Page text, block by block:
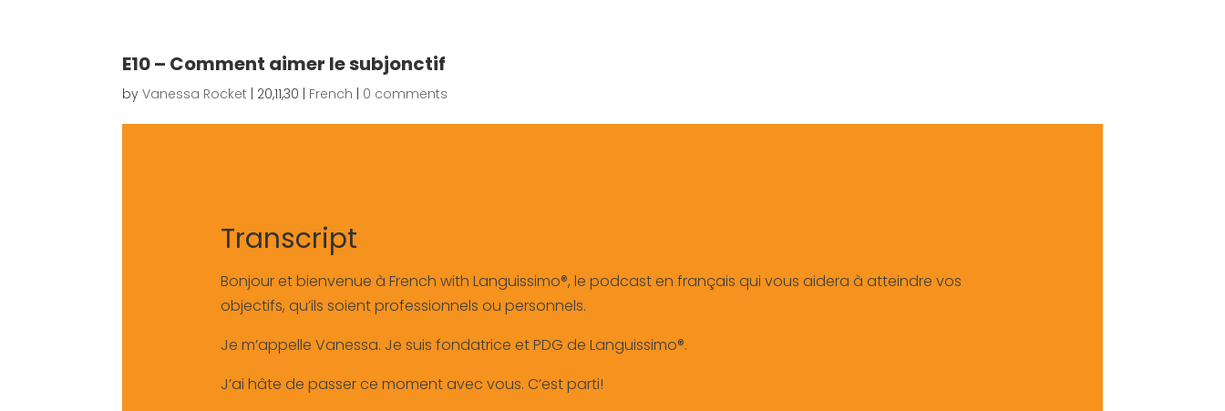
E10 – Comment aimer le subjonctif
byVanessa Rocket 20,11,30 French 0 comments
Transcript
Bonjour et bienvenue à French with Languissimo®, le podcast en français qui vous aidera à atteindre vos
objectifs, qu’ils soient professionnels ou personnels.
Je m’appelle Vanessa. Je suis fondatrice et PDG de Languissimo®.
J’ai hâte de passer ce moment avec vous. C’est parti!